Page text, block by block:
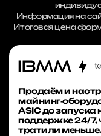
Информация на
Итоговая цена
Продаём и
ASIC до
поддержке 24/7,
тратили меньше.